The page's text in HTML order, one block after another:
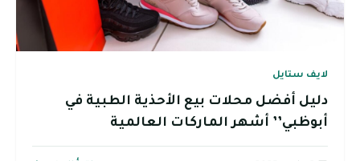
لايف ستايل
دليل أفضل محلات بيع الأحذية الطبية في
أبوظبي’’ أشهر الماركات العالمية